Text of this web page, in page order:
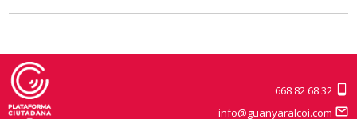
668 82 68 32
info@guanyaralcoi.com